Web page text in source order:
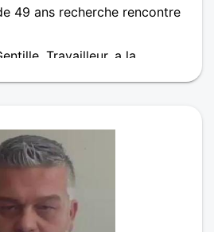
49 ans recherche rencontre
Travailleur, a la